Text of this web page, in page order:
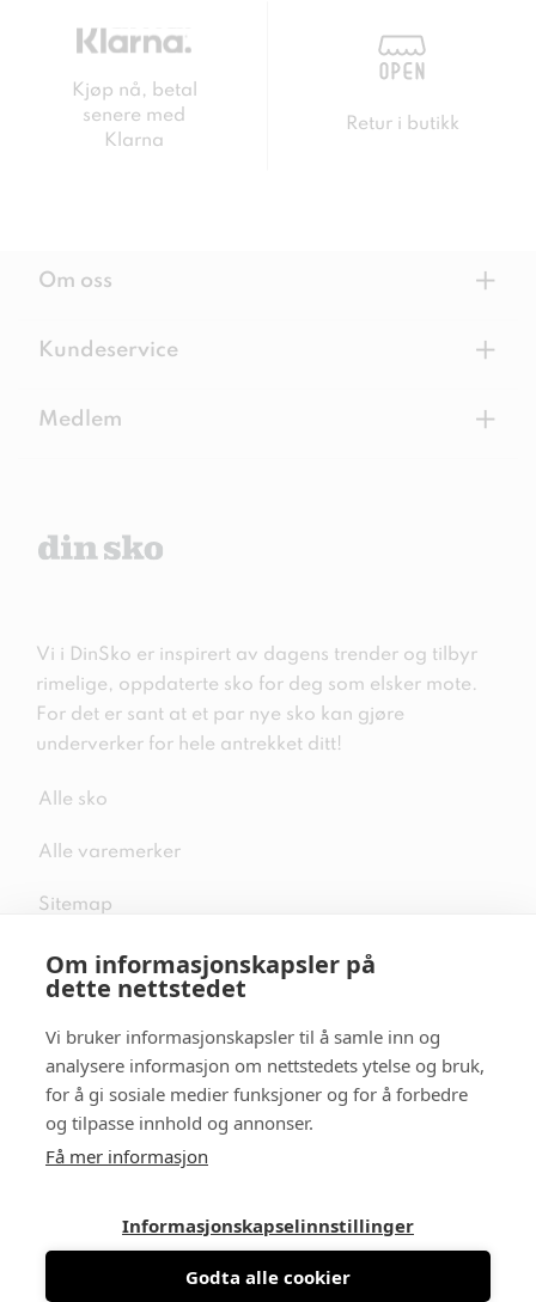
Om informasjonskapsler på
dette nettstedet
Vi bruker informasjonskapsler til å samle inn og
analysere informasjon om nettstedets ytelse og bruk,
for å gi sosiale medier funksjoner og for å forbedre
og tilpasse innhold og annonser.
Få mer informasjon
Informasjonskapselinnstillinger
Godta alle cookier
Kjøp nå, betal
senere med
Klarna
Retur i butikk
Om oss +
Kundeservice +
Medlem +
Vi i DinSko er inspirert av dagens trender og tilbyr
rimelige, oppdaterte sko for deg som elsker mote.
For det er sant at et par nye sko kan gjøre
underverker for hele antrekket ditt!
Alle sko
Alle varemerker
Sitemap
Følg oss i sosiale medier